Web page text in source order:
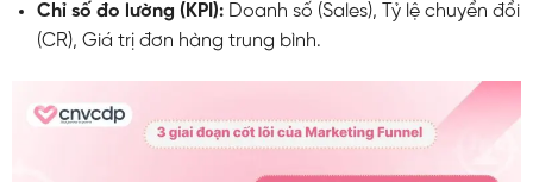
Chỉ số đo lường (KPI):Doanh số (Sales), Tỷ lệ chuyển đổi
(CR), Giá trị đơn hàng trung bình.